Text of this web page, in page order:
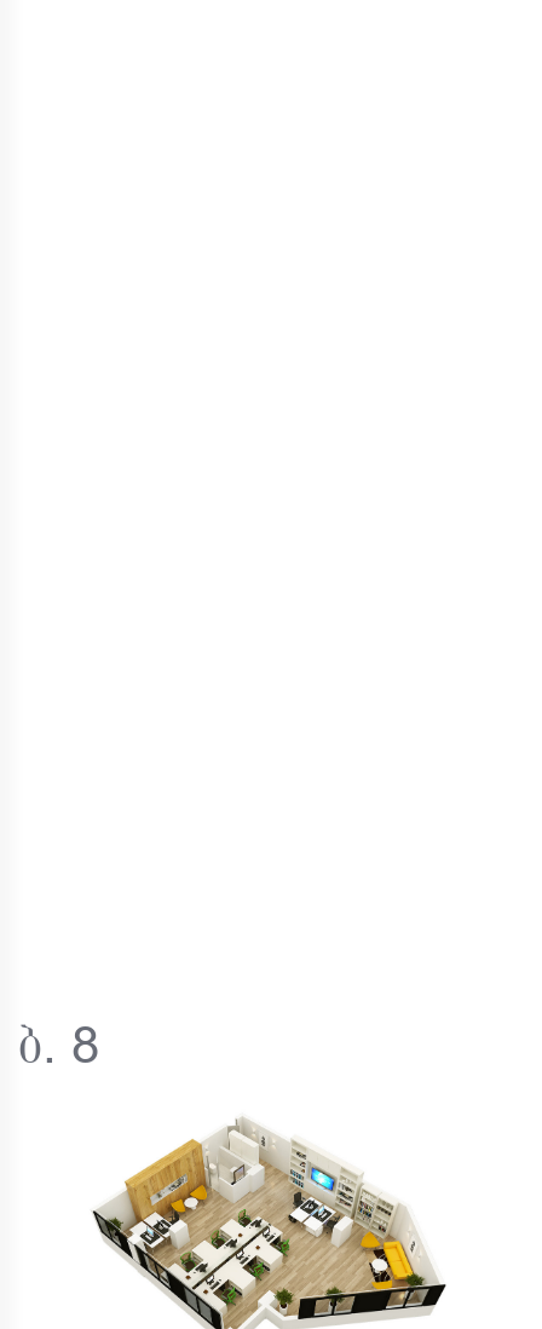
ბ. 8